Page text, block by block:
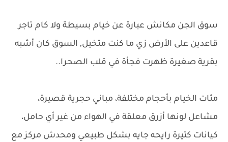
سوق الجن مكانش عبارة عن خيام بسيطة ولا كام تاجر
قاعدين على الأرض زي ما كنت متخيل, السوق كان أشبه
بقرية صغيرة ظهرت فجأة في قلب الصحرا..
مئات الخيام بأحجام مختلفة، مباني حجرية قصيرة،
مشاعل لونها أزرق معلقة في الهواء من غير أي حامل،
كيانات كتيرة رايحه جايه بشكل طبيعي ومحدش مركز مع